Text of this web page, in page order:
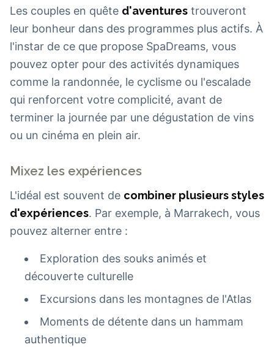
Les couples en quête d'aventures trouveront
leur bonheur dans des programmes plus actifs. À
l'instar de ce que propose SpaDreams, vous
pouvez opter pour des activités dynamiques
comme la randonnée, le cyclisme ou l'escalade
qui renforcent votre complicité, avant de
terminer la journée par une dégustation de vins
ou un cinéma en plein air.
Mixez les expériences
L'idéal est souvent de combiner plusieurs styles
d'expériences. Par exemple, à Marrakech, vous
pouvez alterner entre :
Exploration des souks animés et
découverte culturelle
Excursions dans les montagnes de l'Atlas
Moments de détente dans un hammam
authentique